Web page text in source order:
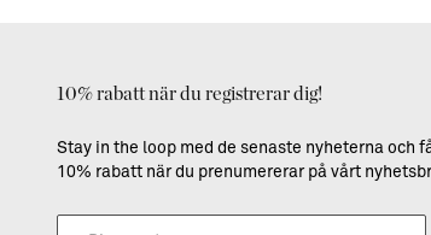
10% rabatt när du registrerar dig!
Stay in the loop med de senaste nyheterna och
10% rabatt när du prenumererar på vårt